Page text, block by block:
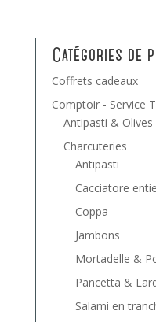
Catégories de
Coffrets cadeaux
Comptoir - Service
Antipasti & Olives
Charcuteries
Antipasti
Cacciatore
Coppa
Jambons
Mortadelle &
Pancetta &
Salami en